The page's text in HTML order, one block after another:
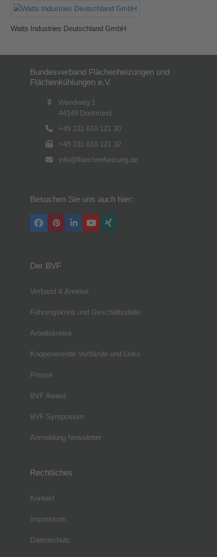
Watts Industries Deutschland GmbH
Bundesverband Flächenheizungen und
Flächenkühlungen e.V.
Wandweg 1
44149 Dortmund
+49 231 618 121 30
+49 231 618 121 32
info@flaechenheizung.de
Besuchen Sie uns auch hier:
Facebook
PinterestLinkedInYouTube
Xing
Der BVF
Verband & Anreise
Führungskreis und Geschäftsstelle
Arbeitskreise
Kooperierende Verbände und Links
Presse
BVF Award
BVF Symposium
Anmeldung Newsletter
Rechtliches
Kontakt
Impressum
Datenschutz